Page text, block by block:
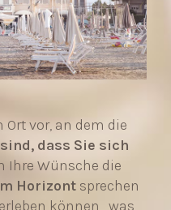
Ort vor, an dem die
dass Sie sich
Ihre Wünsche die
Horizont sprechen
können , was